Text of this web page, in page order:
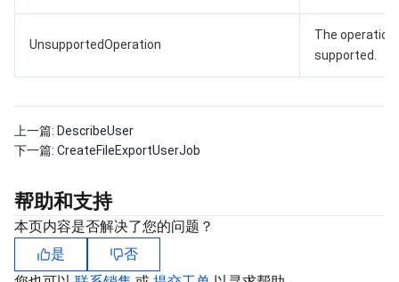
UnsupportedOperation
The operation
supported.
上一篇: DescribeUser
下一篇: CreateFileExportUserJob
帮助和支持
本页内容是否解决了您的问题？
是
否